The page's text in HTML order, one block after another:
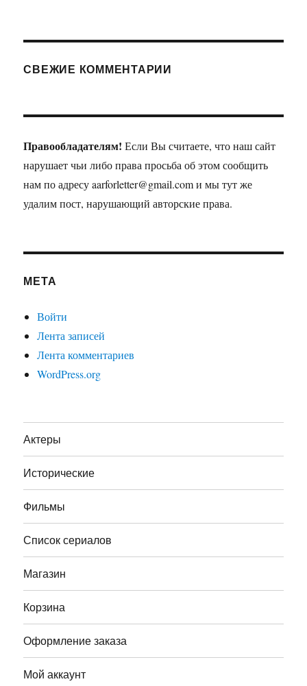
СВЕЖИЕ КОММЕНТАРИИ
Правообладателям! Если Вы считаете, что наш сайт
нарушает чьи либо права просьба об этом сообщить
нам по адресу aarforletter@gmail.com и мы тут же
удалим пост, нарушающий авторские права.
МЕТА
Войти
Лента записей
Лента комментариев
WordPress.org
Актеры
Исторические
Фильмы
Список сериалов
Магазин
Корзина
Оформление заказа
Мой аккаунт